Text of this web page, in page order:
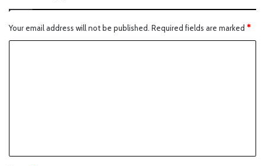
Your email address will not be published. Required fields are marked *